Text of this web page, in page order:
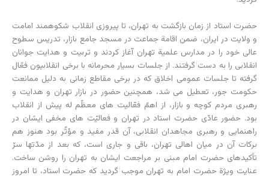
حضرت استاد از زمان بازگشت به تهران، تا پیروزی انقلاب شکوهمند امامت
و ولایت در ایران، ضمن اقامة جماعت در مسجد جامع بازار، تدریس سطوح
عالی خود را در مدارس علمیة تهران آغاز کردند و تربیت و هدایت جوانان
انقلابی را به دست گرفتند. از جلسات بسیار محرمانه با برخی انقلابیون فعّال
گرفته تا جلسات عمومی اخلاق که در برخی مقاطع زمانی به دلیل ممانعت
حکومت جور، تعطیل می شد، همچنین حضور در بازار تهران و هدایت و
رهبری مردم کوچه و بازار، از اهمّ فعّالیت های معظّم له پیش از انقلاب
بود. حضور عادّی حضرت استاد در تهران و فعالیّت های مخفی ایشان در
راهنمایی و رهبری مجاهدان انقلابی، آن قدر مفید و مؤثّر بود ­هنوز هم
برکات آن در میان اهالی تهران، باقی و جاری است، که بعد از مدّت‏ها سرّ
تأکیدهای حضرت امام مبنی بر مراجعت ایشان به تهران را روشن ساخت.
عنایت ویژة حضرت امام به تهران موجب گردید که حضرت استاد، تا امروز